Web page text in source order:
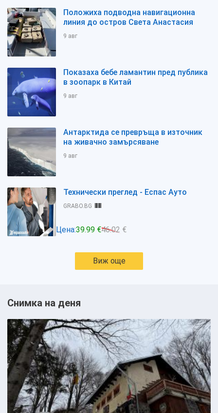
Положиха подводна навигационна
линия до остров Света Анастасия
9 авг
Показаха бебе ламантин пред публика
в зоопарк в Китай
9 авг
Антарктида се превръща в източник
на живачно замърсяване
9 авг
Технически преглед - Еспас Ауто
GRABO.BG
Цена:39.99 €46.02 €
Виж още
Снимка на деня